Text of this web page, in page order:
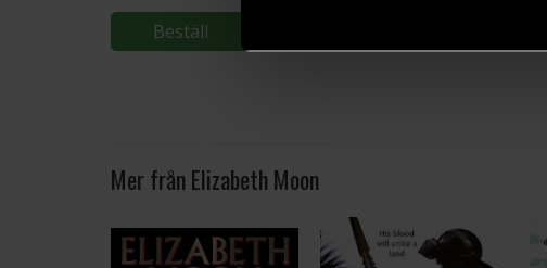
Beställ
Mer från Elizabeth Moon